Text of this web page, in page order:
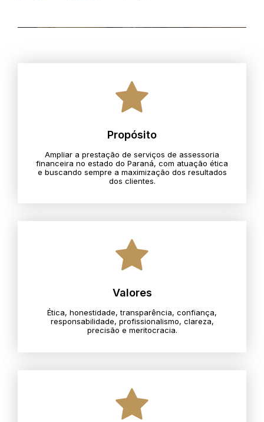
Propósito
Ampliar a prestação de serviços de assessoria
financeira no estado do Paraná, com atuação ética
e buscando sempre a maximização dos resultados
dos clientes.
Valores
Ética, honestidade, transparência, confiança,
responsabilidade, profissionalismo, clareza,
precisão e meritocracia.​